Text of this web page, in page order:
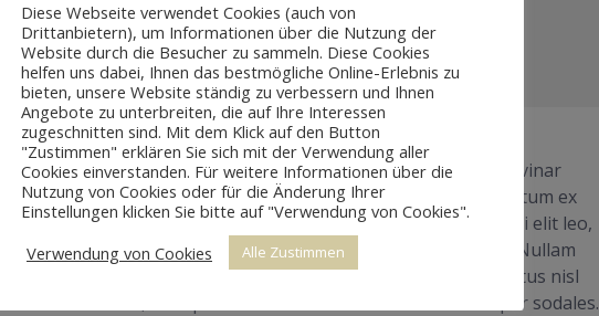
quis imperdiet consectetur. Vivamus tincidunt, turpis non pulvinar
sem in odio. Nulla tincidunt tincidunt sem, sit amet condimentum ex
et netus et malesuada fames ac turpis egestas. Morbi elit leo,
purus dolor, auctor iaculis leo in, porta semper lorem. Nullam
dui. Morbi pellentesque rutrum scelerisque. Sed auctor luctus nisl
elit blandit, volutpat nibh. Cras rutrum est et velit semper sodales.
Diese Webseite verwendet Cookies (auch von
Drittanbietern), um Informationen über die Nutzung der
Website durch die Besucher zu sammeln. Diese Cookies
helfen uns dabei, Ihnen das bestmögliche Online-Erlebnis zu
bieten, unsere Website ständig zu verbessern und Ihnen
Angebote zu unterbreiten, die auf Ihre Interessen
zugeschnitten sind. Mit dem Klick auf den Button
"Zustimmen" erklären Sie sich mit der Verwendung aller
Cookies einverstanden. Für weitere Informationen über die
Nutzung von Cookies oder für die Änderung Ihrer
Einstellungen klicken Sie bitte auf "Verwendung von Cookies".
Verwendung von Cookies
Alle Zustimmen